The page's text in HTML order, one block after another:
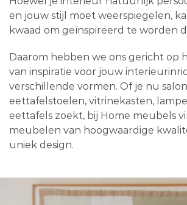
en jouw stijl moet weerspiegelen,
kwaad om geïnspireerd te worden
Daarom hebben we ons gericht op
van inspiratie voor jouw
verschillende vormen. Of je nu
eettafelstoelen, vitrinekasten,
eettafels zoekt, bij Home meubels
meubelen van hoogwaardige
uniek design.